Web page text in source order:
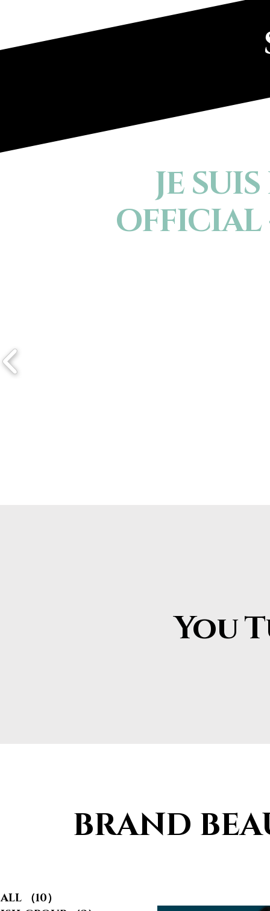
JE
You
BRAND
ALL （10）